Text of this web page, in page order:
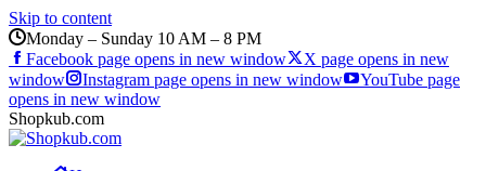
Skip to content
Monday – Sunday 10 AM – 8 PM
Facebook page opens in new window
X page opens in new
window
Instagram page opens in new window
YouTube page
opens in new window
Shopkub.com